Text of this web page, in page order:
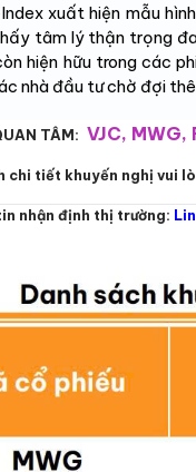
xuất hiện mẫu
tâm lý thận trọng
hiện hữu trong các
nhà đầu tư chờ đợi
TÂM: VJC, MWG,
chi tiết khuyến nghị vui
nhận định thị trường: